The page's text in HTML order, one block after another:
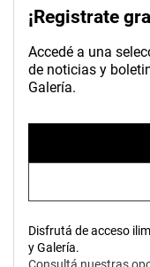
¡Registrate
Accedé a una
de noticias y
Galería.
Disfrutá de acceso
y Galería.